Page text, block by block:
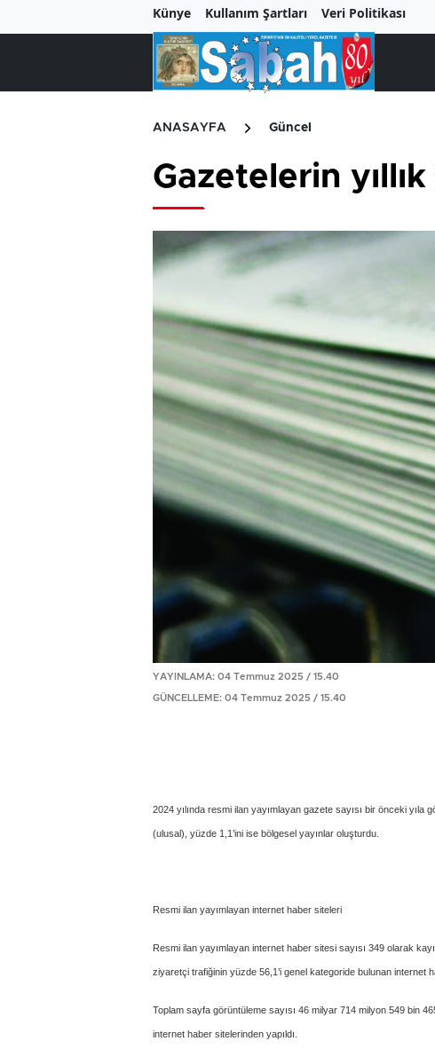
Künye Kullanım Şartları Veri Politikası
ANASAYFA Güncel
Gazetelerin
YAYINLAMA: 04 Temmuz 2025 / 15.40
GÜNCELLEME: 04 Temmuz 2025 / 15.40
2024 yılında resmi ilan yayımlayan gazete sayısı bir önceki
(ulusal), yüzde 1,1’ini ise bölgesel yayınlar oluşturdu.
Resmi ilan yayımlayan internet haber siteleri
Resmi ilan yayımlayan internet haber sitesi sayısı 349 olarak
ziyaretçi trafiğinin yüzde 56,1’i genel kategoride bulunan internet
Toplam sayfa görüntüleme sayısı 46 milyar 714 milyon 549 bin
internet haber sitelerinden yapıldı.